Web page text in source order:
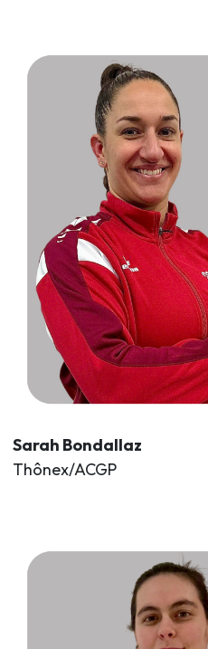
Sarah Bondallaz
Thônex/ACGP